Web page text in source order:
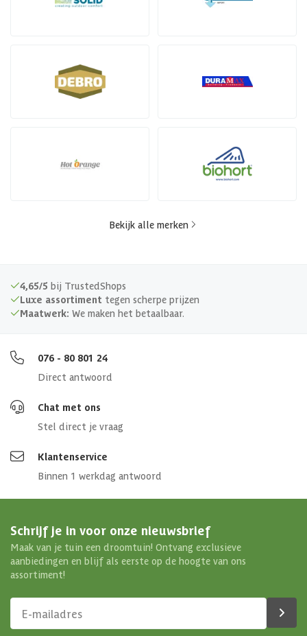
Bekijk alle merken
4,65/5 bij TrustedShops
Luxe assortiment tegen scherpe prijzen
Maatwerk: We maken het betaalbaar.
076 - 80 801 24
Direct antwoord
Chat met ons
Stel direct je vraag
Klantenservice
Binnen 1 werkdag antwoord
Schrijf je in voor onze nieuwsbrief
Maak van je tuin een droomtuin! Ontvang exclusieve
aanbiedingen en blijf als eerste op de hoogte van ons
assortiment!